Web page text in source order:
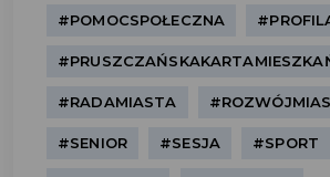
#POMOCSPOŁECZNA
#RADAMIASTA
#SENIOR #SESJA #SPORT